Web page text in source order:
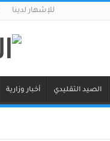
للإشهار لدينا
أخبار وزارية الصيد التقليدي